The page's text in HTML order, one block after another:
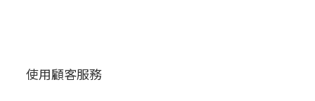
使用顧客服務